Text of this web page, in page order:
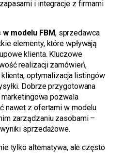
i integracje z firmami
modelu FBM, sprzedawca
elementy, które wpływają
klienta. Kluczowe
realizacji zamówień,
optymalizacja listingów
Dobrze przygotowana
pozwala
nawet z ofertami w modelu
zarządzaniu zasobami –
sprzedażowe.
tylko alternatywa, ale często